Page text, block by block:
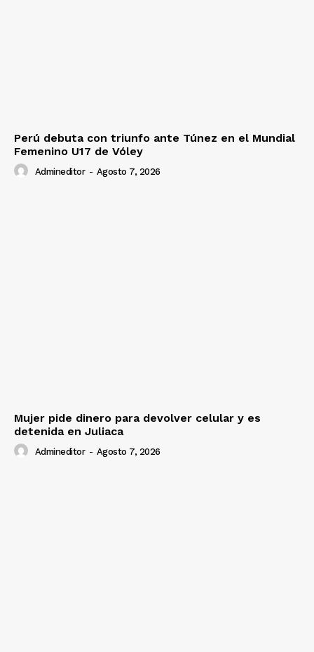
Perú debuta con triunfo ante Túnez en el Mundial
Femenino U17 de Vóley
Admineditor - Agosto 7, 2026
Mujer pide dinero para devolver celular y es
detenida en Juliaca
Admineditor - Agosto 7, 2026